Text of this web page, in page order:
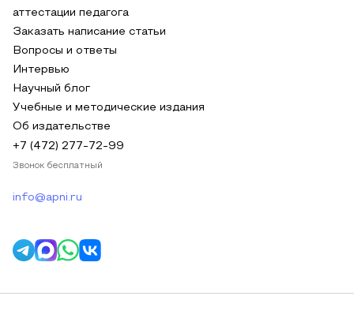
аттестации педагога
Заказать написание статьи
Вопросы и ответы
Интервью
Научный блог
Учебные и методические издания
Об издательстве
+7 (472) 277-72-99
Звонок бесплатный
info@apni.ru